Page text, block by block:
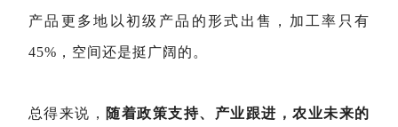
产品更多地以初级产品的形式出售，加工率只有
45%，空间还是挺广阔的。
总得来说， 随着政策支持、产业跟进，农业未来的